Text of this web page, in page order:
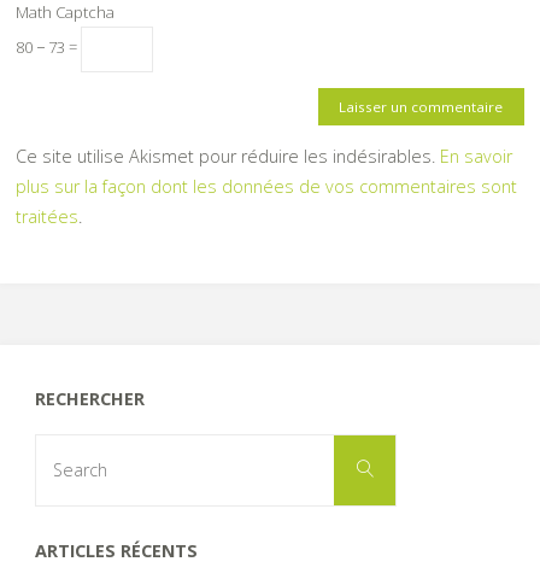
Math Captcha
80 − 73 =
Ce site utilise Akismet pour réduire les indésirables. En savoir
plus sur la façon dont les données de vos commentaires sont
traitées.
RECHERCHER
Search
ARTICLES RÉCENTS